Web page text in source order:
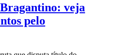
veja
pelo